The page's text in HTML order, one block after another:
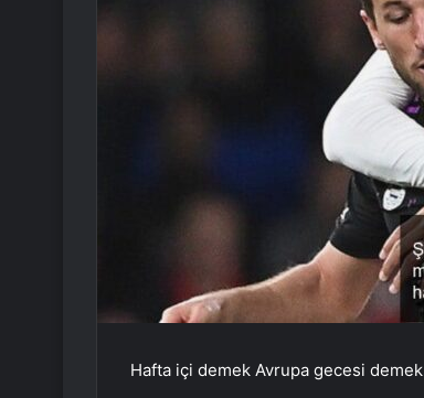
Hafta içi demek Avrupa gecesi